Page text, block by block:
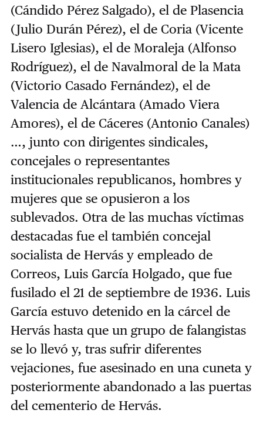
(Cándido Pérez Salgado), el de Plasencia
(Julio Durán Pérez), el de Coria (Vicente
Lisero Iglesias), el de Moraleja (Alfonso
Rodríguez), el de Navalmoral de la Mata
(Victorio Casado Fernández), el de
Valencia de Alcántara (Amado Viera
Amores), el de Cáceres (Antonio Canales)
…, junto con dirigentes sindicales,
concejales o representantes
institucionales republicanos, hombres y
mujeres que se opusieron a los
sublevados. Otra de las muchas víctimas
destacadas fue el también concejal
socialista de Hervás y empleado de
Correos, Luis García Holgado, que fue
fusilado el 21 de septiembre de 1936. Luis
García estuvo detenido en la cárcel de
Hervás hasta que un grupo de falangistas
se lo llevó y, tras sufrir diferentes
vejaciones, fue asesinado en una cuneta y
posteriormente abandonado a las puertas
del cementerio de Hervás.